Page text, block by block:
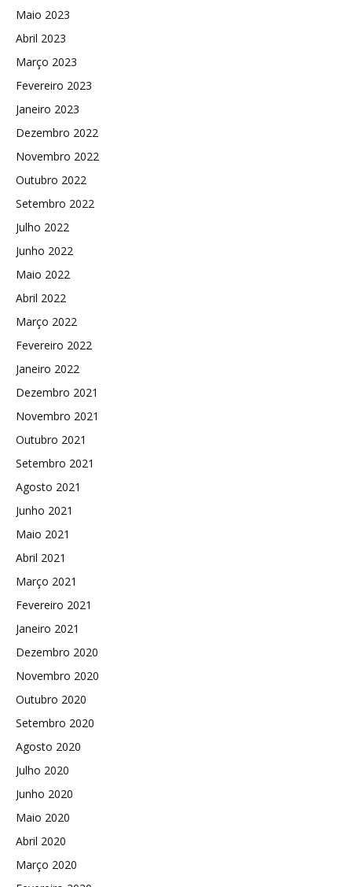
Maio 2023
Abril 2023
Março 2023
Fevereiro 2023
Janeiro 2023
Dezembro 2022
Novembro 2022
Outubro 2022
Setembro 2022
Julho 2022
Junho 2022
Maio 2022
Abril 2022
Março 2022
Fevereiro 2022
Janeiro 2022
Dezembro 2021
Novembro 2021
Outubro 2021
Setembro 2021
Agosto 2021
Junho 2021
Maio 2021
Abril 2021
Março 2021
Fevereiro 2021
Janeiro 2021
Dezembro 2020
Novembro 2020
Outubro 2020
Setembro 2020
Agosto 2020
Julho 2020
Junho 2020
Maio 2020
Abril 2020
Março 2020